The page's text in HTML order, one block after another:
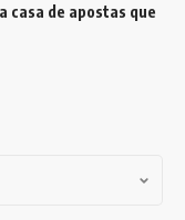
casa de apostas que